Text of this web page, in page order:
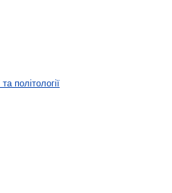
політології